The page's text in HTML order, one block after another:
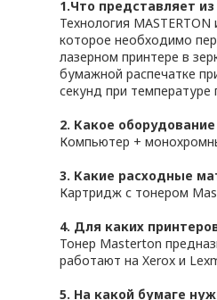
1.Что представляет из
Технология
которое необходимо
лазерном принтере в
бумажной распечатке
секунд при температуре
2. Какое
Компьютер +
3. Какие расходные
Картридж с тонером
4. Для каких
Тонер Masterton
работают на Xerox и
5. На какой бумаге